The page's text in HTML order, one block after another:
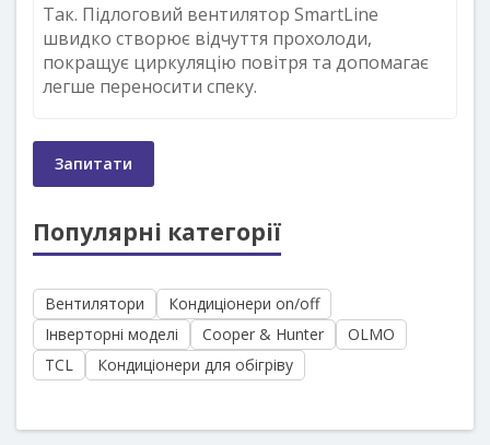
Так. Підлоговий вентилятор SmartLine
швидко створює відчуття прохолоди,
покращує циркуляцію повітря та допомагає
легше переносити спеку.
Запитати
Популярні категорії
Вентилятори
Кондиціонери on/off
Інверторні моделі
Cooper & Hunter
OLMO
TCL
Кондиціонери для обігріву